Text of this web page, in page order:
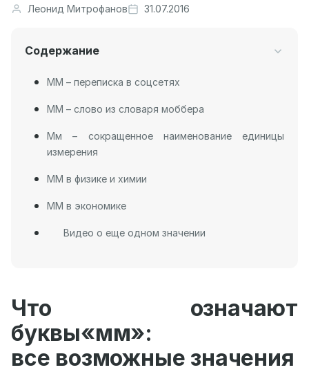
Леонид Митрофанов 31.07.2016
Содержание
ММ – переписка в соцсетях
ММ – слово из словаря моббера
Мм – сокращенное наименование единицы
измерения
ММ в физике и химии
ММ в экономике
Видео о еще одном значении
Что означают
буквы«мм»:
все возможные значения